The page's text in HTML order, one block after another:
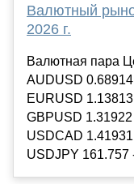
Валютный
2026 г.
Валютная пара
AUDUSD
EURUSD
GBPUSD
USDCAD
USDJPY 161.757